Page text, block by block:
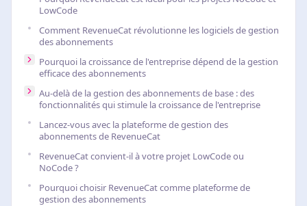
LowCode
Comment RevenueCat révolutionne les logiciels de gestion
des abonnements
Pourquoi la croissance de l'entreprise dépend de la gestion
efficace des abonnements
Au-delà de la gestion des abonnements de base : des
fonctionnalités qui stimule la croissance de l'entreprise
Lancez-vous avec la plateforme de gestion des
abonnements de RevenueCat
RevenueCat convient-il à votre projet LowCode ou
NoCode ?
Pourquoi choisir RevenueCat comme plateforme de
gestion des abonnements